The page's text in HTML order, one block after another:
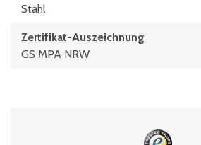
Stahl
Zertifikat-Auszeichnung
GS MPA NRW